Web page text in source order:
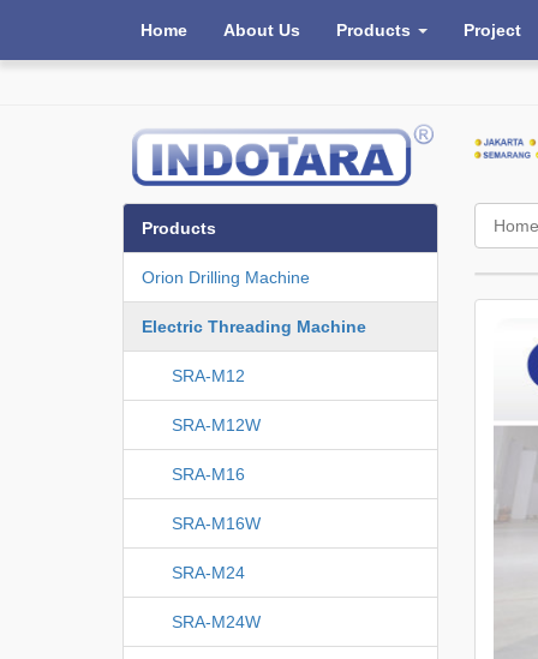
Home About Us Products Project
Home
Products
Orion Drilling Machine
Electric Threading Machine
SRA-M12
SRA-M12W
SRA-M16
SRA-M16W
SRA-M24
SRA-M24W